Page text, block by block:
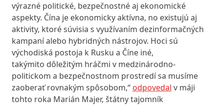
výrazné politické, bezpečnostné aj ekonomické
aspekty. Čína je ekonomicky aktívna, no existujú aj
aktivity, ktoré súvisia s využívaním dezinformačných
kampaní alebo hybridných nástrojov. Hoci sú
východiská postoja k Rusku a Číne iné,
takýmito dôležitým hráčmi v medzinárodno-
politickom a bezpečnostnom prostredí sa musíme
zaoberať rovnakým spôsobom,“ odpovedal v máji
tohto roka Marián Majer, štátny tajomník